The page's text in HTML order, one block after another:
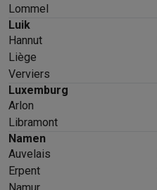
Lommel
Luik
Hannut
Liège
Verviers
Luxemburg
Arlon
Libramont
Namen
Auvelais
Erpent